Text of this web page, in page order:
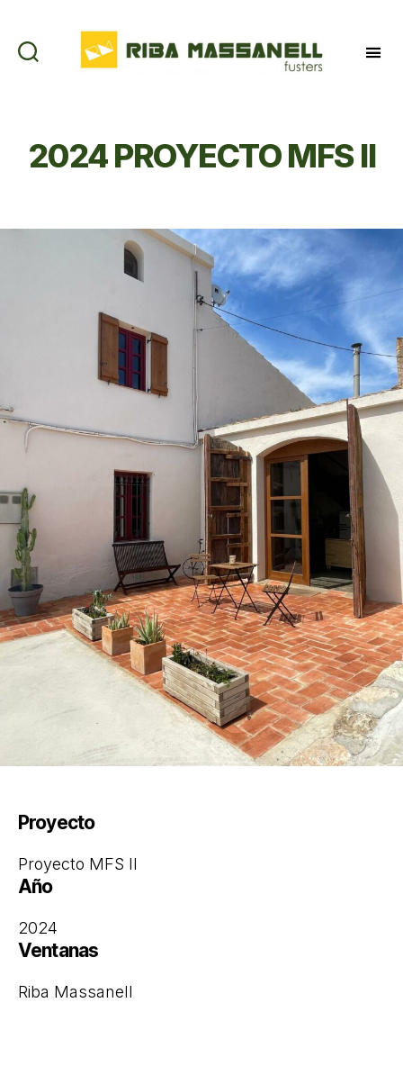
2024 PROYECTO MFS II
Proyecto
Proyecto MFS II
Año
2024
Ventanas
Riba Massanell